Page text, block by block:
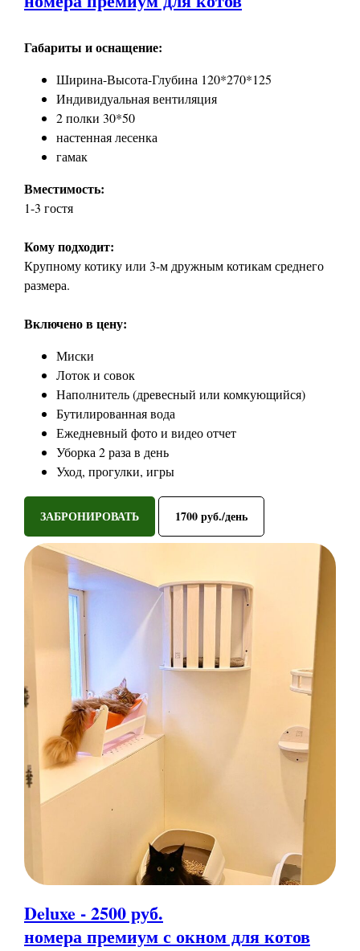
Габариты и оснащение:
Ширина-Высота-Глубина 120*270*125
Индивидуальная вентиляция
2 полки 30*50
настенная лесенка
гамак
Вместимость:
1-3 гостя
Кому подходит:
Крупному котику или 3-м дружным котикам среднего
размера.
Включено в цену:
Миски
Лоток и совок
Наполнитель (древесный или комкующийся)
Бутилированная вода
Ежедневный фото и видео отчет
Уборка 2 раза в день
Уход, прогулки, игры
ЗАБРОНИРОВАТЬ 1700 руб./день
Deluxe - 2500 руб.
номера премиум с окном для котов